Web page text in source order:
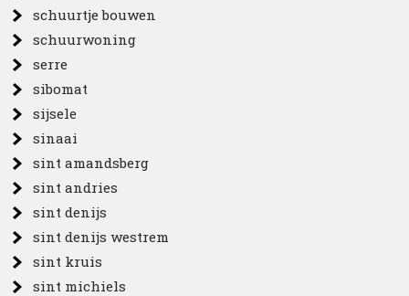
schuurtje bouwen
schuurwoning
serre
sibomat
sijsele
sinaai
sint amandsberg
sint andries
sint denijs
sint denijs westrem
sint kruis
sint michiels